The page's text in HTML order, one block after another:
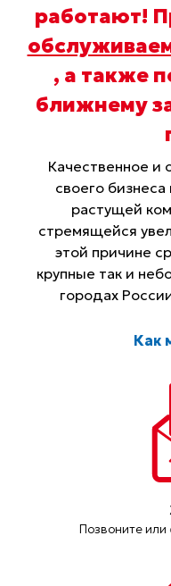
работают!
, а также
ближнему
Качественное и
своего
растущей
стремящейся
этой причине
крупные так и
городах
Как
Позвоните или